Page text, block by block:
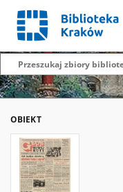
OBIEKT